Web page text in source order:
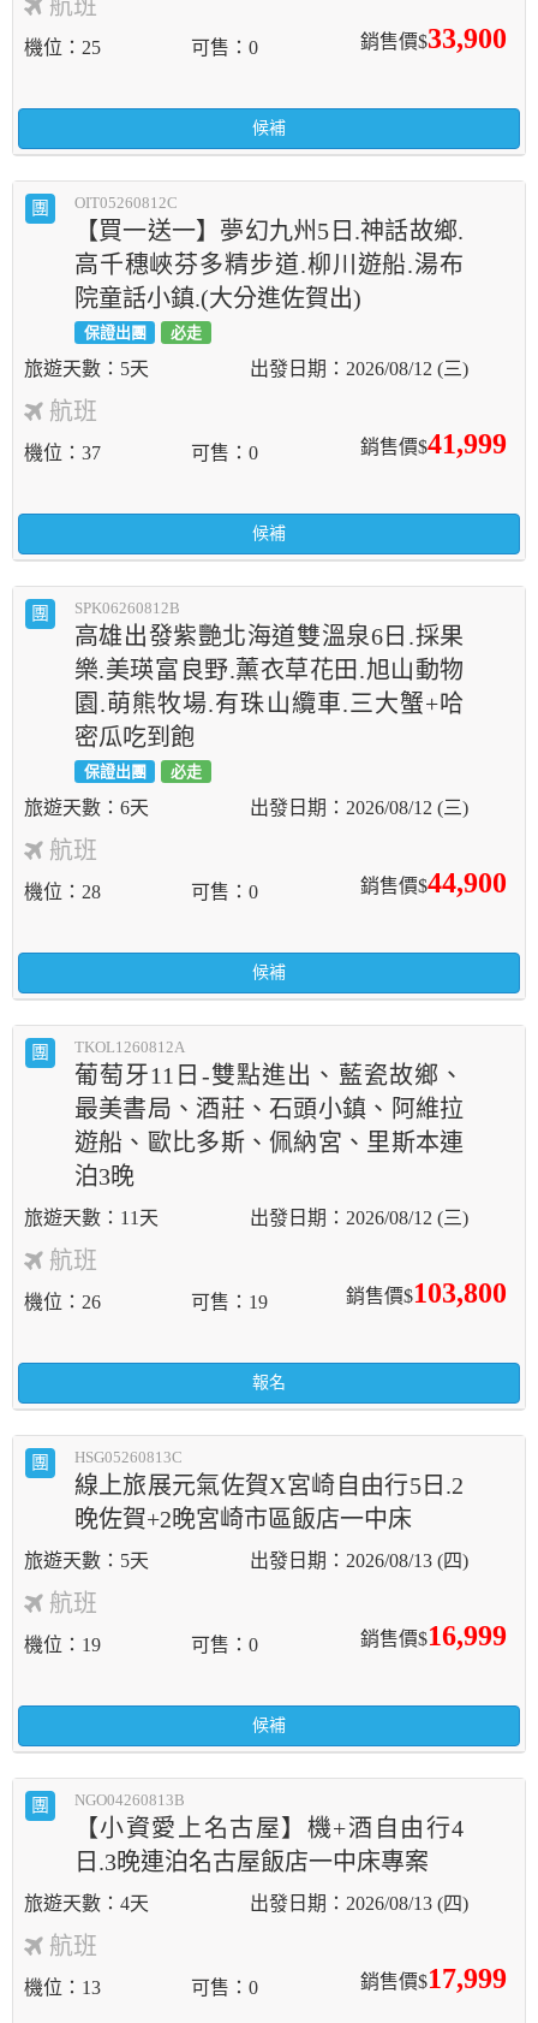
航班
銷售價$33,900
機位 25 可售 0
候補
團 OIT05260812C
【買一送一】夢幻九州5日.神話故鄉.
高千穗峽芬多精步道.柳川遊船.湯布
院童話小鎮.(大分進佐賀出)
保證出團 必走
5天 2026/08/12 (三)
航班
銷售價$41,999
機位 37 可售 0
候補
團 SPK06260812B
高雄出發紫艷北海道雙溫泉6日.採果
樂.美瑛富良野.薰衣草花田.旭山動物
園.萌熊牧場.有珠山纜車.三大蟹+哈
密瓜吃到飽
保證出團 必走
6天 2026/08/12 (三)
航班
銷售價$44,900
機位 28 可售 0
候補
團 TKOL1260812A
葡萄牙11日-雙點進出、藍瓷故鄉、
最美書局、酒莊、石頭小鎮、阿維拉
遊船、歐比多斯、佩納宮、里斯本連
泊3晚
11天 2026/08/12 (三)
航班
銷售價$103,800
機位 26 可售 19
報名
團 HSG05260813C
線上旅展元氣佐賀X宮崎自由行5日.2
晚佐賀+2晚宮崎市區飯店一中床
5天 2026/08/13 (四)
航班
銷售價$16,999
機位 19 可售 0
候補
團 NGO04260813B
【小資愛上名古屋】機+酒自由行4
日.3晚連泊名古屋飯店一中床專案
4天 2026/08/13 (四)
航班
銷售價$17,999
機位 13 可售 0